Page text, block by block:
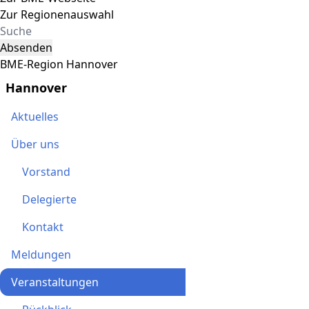
Zur Regionenauswahl
Absenden
BME-Region Hannover
Hannover
Aktuelles
Über uns
Vorstand
Delegierte
Kontakt
Meldungen
Veranstaltungen